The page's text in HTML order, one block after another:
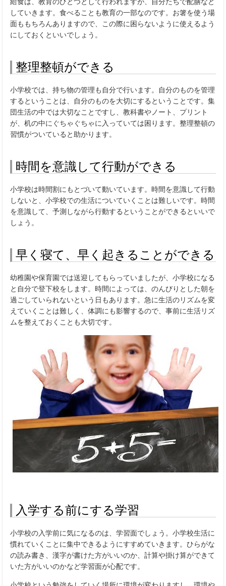
していきます。食べることも教育の一部なのです。お箸を使う場
面ももちろんありますので、この際に困らないように使えるよう
にしておくといいでしょう。
整理整頓ができる
小学校では、持ち物の管理も自分で行います。自分のものを管理
するということは、自分のものを大切にするということです。集
団生活の中では大切なことですし、教科書やノート、プリント
が、机の中にぐちゃぐちゃに入っていては困ります。整理整頓の
習慣がついていると助かります。
時間を意識して行動ができる
小学校は時間割にもとづいて動いています。時間を意識して行動
しないと、小学校での生活についていくことは難しいです。時間
を意識して、予測しながら行動するということができるといいで
しょう。
早く寝て、早く起きることができる
幼稚園や保育園では送迎してもらっていましたが、小学校になる
と自分で登下校をします。時間によっては、のんびりとした朝を
過ごしていられないという日もあります。急に生活のリズムを変
えていくことは難しく、体調にも影響するので、事前に生活リズ
ムを整えておくことも大切です。
入学する前にする学習
小学校の入学前に気になるのは、学習面でしょう。小学校生活に
慣れていくことに集中できるようにすすめていきます。ひらがな
の読み書き、漢字が書けた方がいいのか、計算や掛け算ができて
いた方がいいのかなど学習面が心配です。